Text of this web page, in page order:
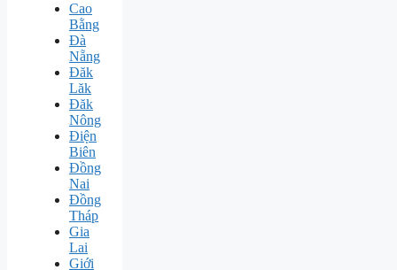
Cao
Bằng
Đà
Nẵng
Đăk
Lăk
Đăk
Nông
Điện
Biên
Đồng
Nai
Đồng
Tháp
Gia
Lai
Giới